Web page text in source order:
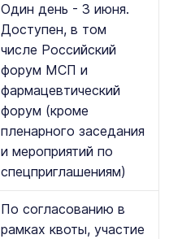
Один день - 3 июня.
Доступен, в том
числе Российский
форум МСП и
фармацевтический
форум (кроме
пленарного заседания
и мероприятий по
спецприглашениям)
По согласованию в
рамках квоты, участие